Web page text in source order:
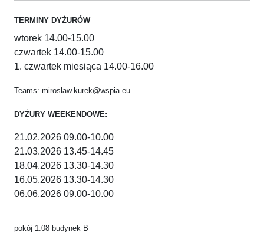
TERMINY DYŻURÓW
wtorek 14.00-15.00
czwartek 14.00-15.00
1. czwartek miesiąca 14.00-16.00
Teams: miroslaw.kurek@wspia.eu
DYŻURY WEEKENDOWE:
21.02.2026 09.00-10.00
21.03.2026 13.45-14.45
18.04.2026 13.30-14.30
16.05.2026 13.30-14.30
06.06.2026 09.00-10.00
pokój 1.08 budynek B